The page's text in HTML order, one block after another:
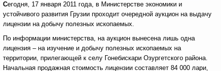
Сегодня, 17 января 2011 года, в Министерстве экономики и
устойчивого развития Грузии проходит очередной аукцион на выдачу
лицензии на добычу полезных ископаемых.
По информации министерства, на аукцион вынесена лишь одна
лицензия – на изучение и добычу полезных ископаемых на
территории, прилегающей к селу Гонебискари Озургетского района.
Начальная продажная стоимость лицензии составляет 84 000 лари,